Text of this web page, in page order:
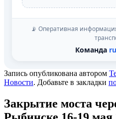
📡 Оперативная
Команда
Запись опубликована автором
Новости. Добавьте в закладки
Закрытие моста